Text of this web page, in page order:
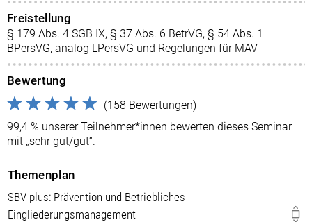
Freistellung
§ 179 Abs. 4 SGB IX, § 37 Abs. 6 BetrVG, § 54 Abs. 1
BPersVG, analog LPersVG und Regelungen für MAV
Bewertung
(158 Bewertungen)
99,4 % unserer Teilnehmer*innen bewerten dieses Seminar
mit „sehr gut/gut“.
Themenplan
SBV plus: Prävention und Betriebliches
Eingliederungsmanagement